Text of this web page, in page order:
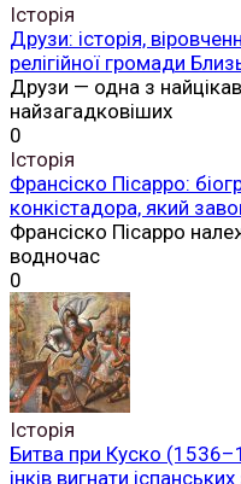
Історія
Друзи: історія,
релігійної громади
Друзи — одна з
найзагадковіших
0
Історія
Франсіско Пісарро:
конкістадора, який
Франсіско Пісарро
водночас
0
Історія
Битва при Куско
інків вигнати